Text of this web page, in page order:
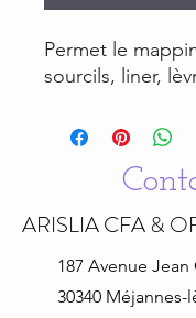
Permet le
sourcils, liner,
ARISLIA CFA &
187 Avenue Jean
30340 Méjannes-